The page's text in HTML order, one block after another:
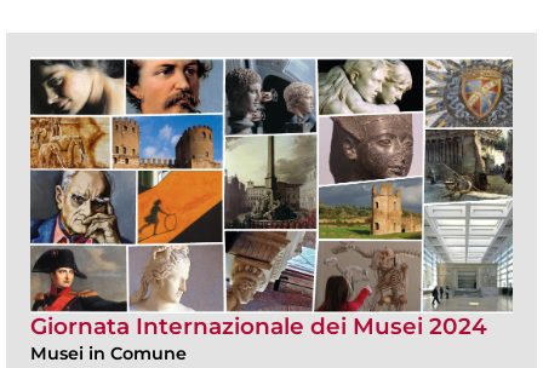
Giornata Internazionale dei Musei 2024
Musei in Comune